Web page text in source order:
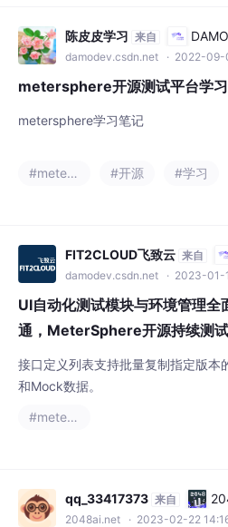
陈皮皮学习 来自
damodev.csdn.net · 2022-09-
metersphere开源测试平台学
metersphere学习笔记
#metersphere #开源
#学习
FIT2CLOUD飞致云 来自
damodev.csdn.net · 2023-01-
UI自动化测试模块与环境管理全
通，MeterSphere开源持续测
2.6.0发布
接口定义列表支持批量复制指定版本
和Mock数据。
#metersphere
qq_33417373 来自
2048ai.net · 2023-02-22